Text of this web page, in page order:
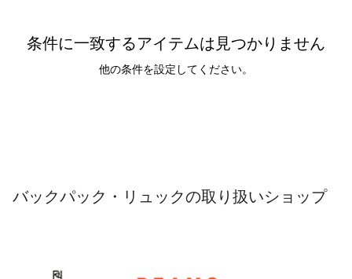
条件に一致するアイテムは見つかりません
他の条件を設定してください。
バックパック・リュックの取り扱いショップ